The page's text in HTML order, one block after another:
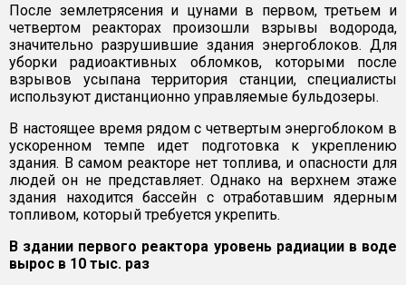
После землетрясения и цунами в первом, третьем и
четвертом реакторах произошли взрывы водорода,
значительно разрушившие здания энергоблоков. Для
уборки радиоактивных обломков, которыми после
взрывов усыпана территория станции, специалисты
используют дистанционно управляемые бульдозеры.
В настоящее время рядом с четвертым энергоблоком в
ускоренном темпе идет подготовка к укреплению
здания. В самом реакторе нет топлива, и опасности для
людей он не представляет. Однако на верхнем этаже
здания находится бассейн с отработавшим ядерным
топливом, который требуется укрепить.
В здании первого реактора уровень радиации в воде
вырос в 10 тыс. раз